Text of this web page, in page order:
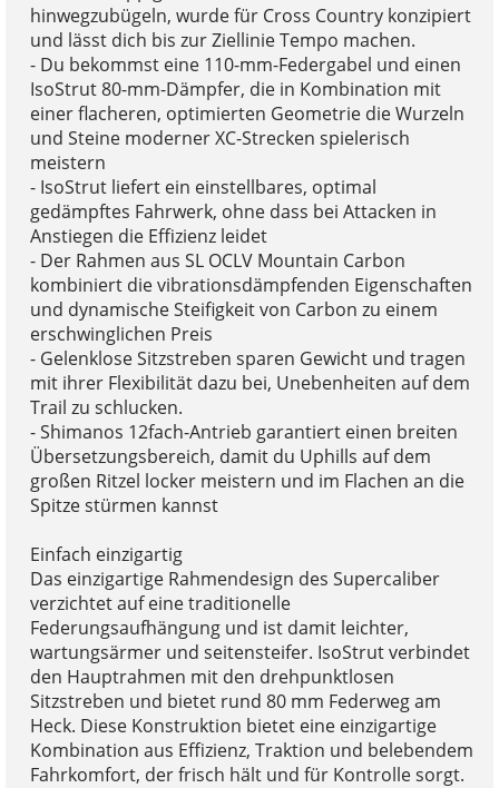
hinwegzubügeln, wurde für Cross Country konzipiert
und lässt dich bis zur Ziellinie Tempo machen.
- Du bekommst eine 110-mm-Federgabel und einen
IsoStrut 80-mm-Dämpfer, die in Kombination mit
einer flacheren, optimierten Geometrie die Wurzeln
und Steine moderner XC-Strecken spielerisch
meistern
- IsoStrut liefert ein einstellbares, optimal
gedämpftes Fahrwerk, ohne dass bei Attacken in
Anstiegen die Effizienz leidet
- Der Rahmen aus SL OCLV Mountain Carbon
kombiniert die vibrationsdämpfenden Eigenschaften
und dynamische Steifigkeit von Carbon zu einem
erschwinglichen Preis
- Gelenklose Sitzstreben sparen Gewicht und tragen
mit ihrer Flexibilität dazu bei, Unebenheiten auf dem
Trail zu schlucken.
- Shimanos 12fach-Antrieb garantiert einen breiten
Übersetzungsbereich, damit du Uphills auf dem
großen Ritzel locker meistern und im Flachen an die
Spitze stürmen kannst
Einfach einzigartig
Das einzigartige Rahmendesign des Supercaliber
verzichtet auf eine traditionelle
Federungsaufhängung und ist damit leichter,
wartungsärmer und seitensteifer. IsoStrut verbindet
den Hauptrahmen mit den drehpunktlosen
Sitzstreben und bietet rund 80 mm Federweg am
Heck. Diese Konstruktion bietet eine einzigartige
Kombination aus Effizienz, Traktion und belebendem
Fahrkomfort, der frisch hält und für Kontrolle sorgt.